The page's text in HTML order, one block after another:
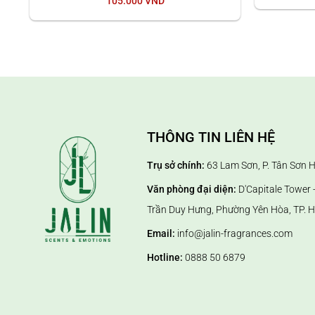
THÔNG TIN LIÊN HỆ
Trụ sở chính: 63 Lam Sơn, P. Tân Sơn
Văn phòng đại diện: D'Capitale Tower
Trần Duy Hưng, Phường Yên Hòa, TP.
Email: info@jalin-fragrances.com
Hotline: 0888 50 6879